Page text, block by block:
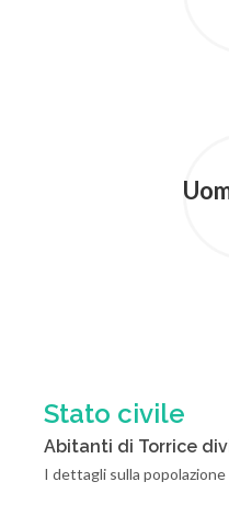
Stato civile
Abitanti di Torrice
I dettagli sulla